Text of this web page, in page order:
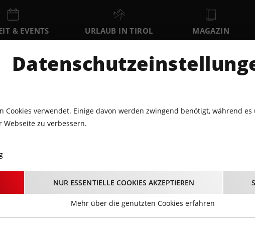
& EVENTS URLAUB IN TIROL MAGAZIN
FR SA SO 10
Lighter on the moon
10.11.2023 - Beginn 19:00 Uhr
Cookies verwendet. Einige davon werden zwingend benötigt, während
zu verbessern.
NUR ESSENTIELLE COOKIES AKZEPTIEREN
Mehr über die genutzten Cookies erfahren